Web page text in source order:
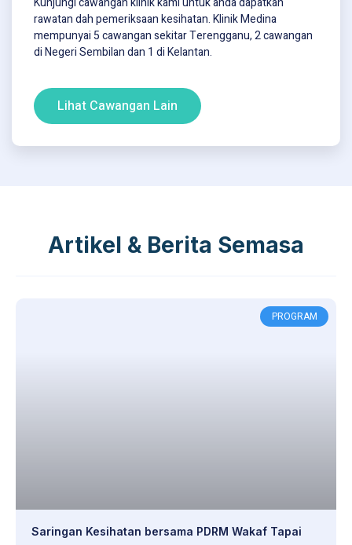
rawatan dah pemeriksaan kesihatan. Klinik Medina
mempunyai 5 cawangan sekitar Terengganu, 2 cawangan
di Negeri Sembilan dan 1 di Kelantan.
Lihat Cawangan Lain
Artikel & Berita Semasa
PROGRAM
Saringan Kesihatan bersama PDRM Wakaf Tapai